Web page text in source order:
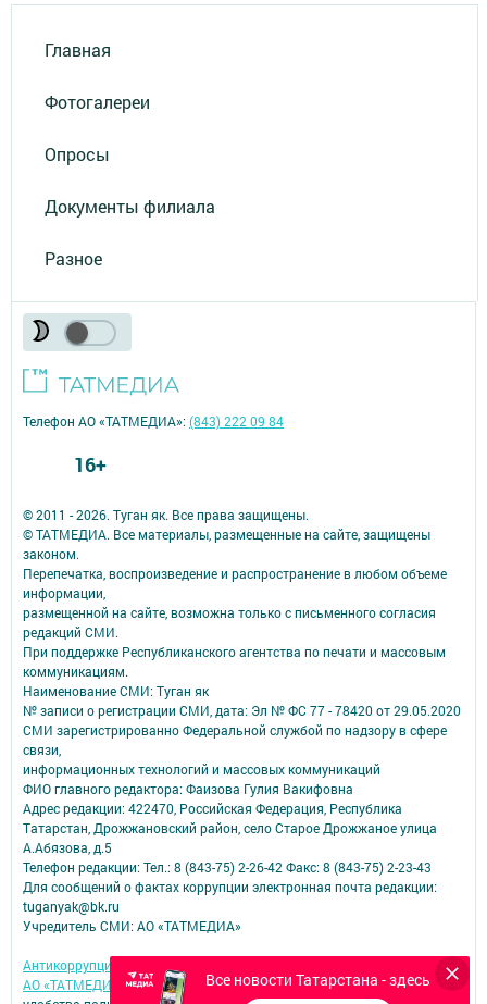
Главная
Фотогалереи
Опросы
Документы филиала
Разное
Все новости Татарстана - здесь
© 2011 - 2026. Туган як. Все права защищены.
© ТАТМЕДИА. Все материалы, размещенные на сайте, защищены
законом.
Перепечатка, воспроизведение и распространение в любом объеме
информации,
размещенной на сайте, возможна только с письменного согласия
редакций СМИ.
При поддержке Республиканского агентства по печати и массовым
коммуникациям.
Наименование СМИ: Туган як
№ записи о регистрации СМИ, дата: Эл № ФС 77 - 78420 от 29.05.2020
СМИ зарегистрированно Федеральной службой по надзору в сфере
связи,
информационных технологий и массовых коммуникаций
ФИО главного редактора: Фаизова Гулия Вакифовна
Адрес редакции: 422470, Российская Федерация, Республика
Татарстан, Дрожжановский район, село Старое Дрожжаное улица
А.Абязова, д.5
Телефон редакции: Тел.: 8 (843-75) 2-26-42 Факс: 8 (843-75) 2-23-43
Для сообщений о фактах коррупции электронная почта редакции:
tuganyak@bk.ru
Учредитель СМИ: АО «ТАТМЕДИА»
Антикоррупционная политика
АО «ТАТМЕДИА» использует «cookie»для персонализации сервисов и
Телефон АО «ТАТМЕДИА»:(843) 222 09 84
16+